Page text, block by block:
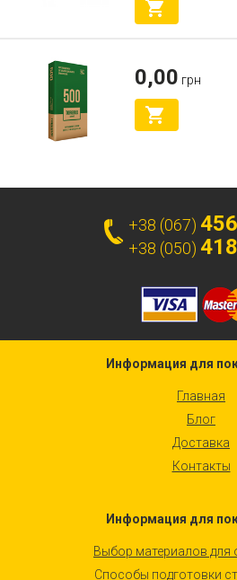
0,00 грн
+38 (067)
+38 (050)
Информация для
Главная
Блог
Доставка
Контакты
Информация для
Выбор материалов для
Способы подготовки